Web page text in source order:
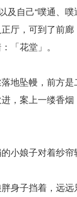
及自己“噗通、噗
厅，可到了前
「花堂」。
地坠幔，前方
，案上一缕香烟
小娘子对着纱
身子挡着，远